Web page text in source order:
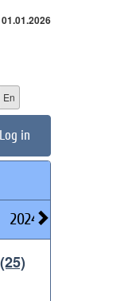
En
Log in
2024